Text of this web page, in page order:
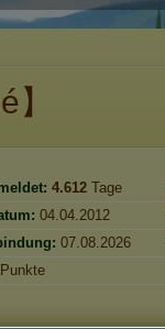
4.612 Tage
04.04.2012
07.08.2026
Punkte